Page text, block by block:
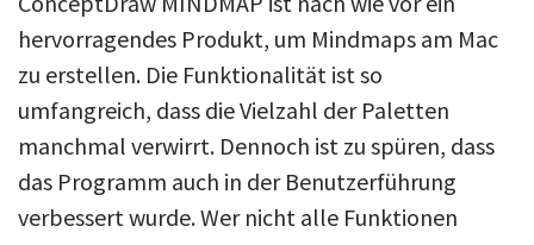
hervorragendes Produkt, um Mindmaps am Mac
zu erstellen. Die Funktionalität ist so
umfangreich, dass die Vielzahl der Paletten
manchmal verwirrt. Dennoch ist zu spüren, dass
das Programm auch in der Benutzerführung
verbessert wurde. Wer nicht alle Funktionen